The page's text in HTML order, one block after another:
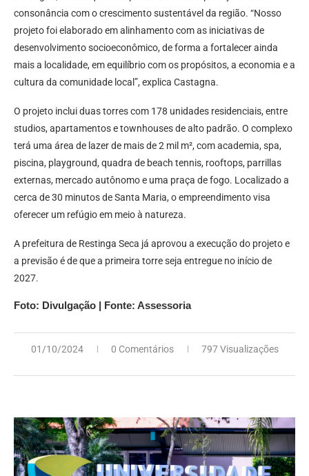
consonância com o crescimento sustentável da região. “Nosso
projeto foi elaborado em alinhamento com as iniciativas de
desenvolvimento socioeconômico, de forma a fortalecer ainda
mais a localidade, em equilíbrio com os propósitos, a economia e a
cultura da comunidade local”, explica Castagna.
O projeto inclui duas torres com 178 unidades residenciais, entre
studios, apartamentos e townhouses de alto padrão. O complexo
terá uma área de lazer de mais de 2 mil m², com academia, spa,
piscina, playground, quadra de beach tennis, rooftops, parrillas
externas, mercado autônomo e uma praça de fogo. Localizado a
cerca de 30 minutos de Santa Maria, o empreendimento visa
oferecer um refúgio em meio à natureza.
A prefeitura de Restinga Seca já aprovou a execução do projeto e
a previsão é de que a primeira torre seja entregue no início de
2027.
Foto: Divulgação | Fonte: Assessoria
01/10/2024 0 Comentários 797 Visualizações